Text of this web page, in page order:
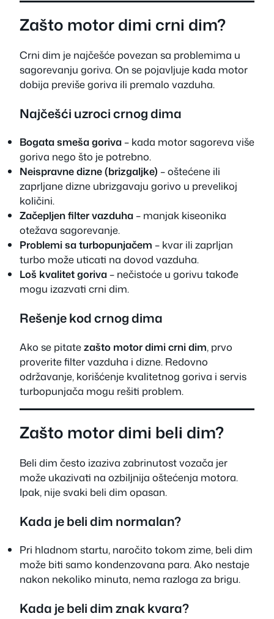
Zašto motor dimi crni dim?
Crni dim je najčešće povezan sa problemima u
sagorevanju goriva. On se pojavljuje kada motor
dobija previše goriva ili premalo vazduha.
Najčešći uzroci crnog dima
Bogata smeša goriva– kada motor sagoreva više
goriva nego što je potrebno.
Neispravne dizne (brizgaljke) – oštećene ili
zaprljane dizne ubrizgavaju gorivo u prevelikoj
količini.
Začepljen filter vazduha– manjak kiseonika
otežava sagorevanje.
Problemi sa turbopunjačem – kvar ili zaprljan
turbo može uticati na dovod vazduha.
Loš kvalitet goriva– nečistoće u gorivu takođe
mogu izazvati crni dim.
Rešenje kod crnog dima
Ako se pitatezašto motor dimi crni dim, prvo
proverite filter vazduha i dizne. Redovno
održavanje, korišćenje kvalitetnog goriva i servis
turbopunjača mogu rešiti problem.
Zašto motor dimi beli dim?
Beli dim često izaziva zabrinutost vozača jer
može ukazivati na ozbiljnija oštećenja motora.
Ipak, nije svaki beli dim opasan.
Kada je beli dim normalan?
Pri hladnom startu, naročito tokom zime, beli dim
može biti samo kondenzovana para. Ako nestaje
nakon nekoliko minuta, nema razloga za brigu.
Kada je beli dim znak kvara?